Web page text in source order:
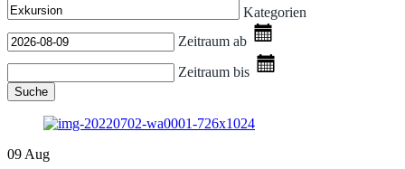
Kategorien
Zeitraum ab
Zeitraum bis
Suche
09 Aug